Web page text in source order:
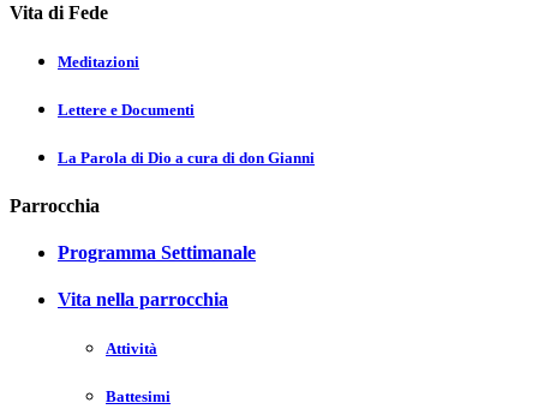
Vita di Fede
Meditazioni
Lettere e Documenti
La Parola di Dio a cura di don Gianni
Parrocchia
Programma Settimanale
Vita nella parrocchia
Attività
Battesimi